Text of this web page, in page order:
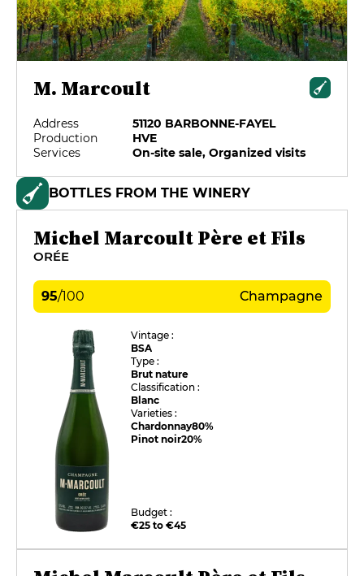
M. Marcoult
Address
51120 BARBONNE-FAYEL
Production
HVE
Services
On-site sale, Organized visits
BOTTLES FROM THE WINERY
Michel Marcoult Père et Fils
ORÉE
95/100 Champagne
Vintage :
BSA
Type :
Brut nature
Classification :
Blanc
Varieties :
Chardonnay80%
Pinot noir20%
Budget :
€25 to €45